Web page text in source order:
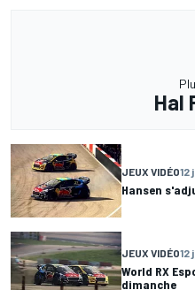
Hal
JEUX VIDÉO12
Hansen
JEUX VIDÉO12
World RX
dimanche